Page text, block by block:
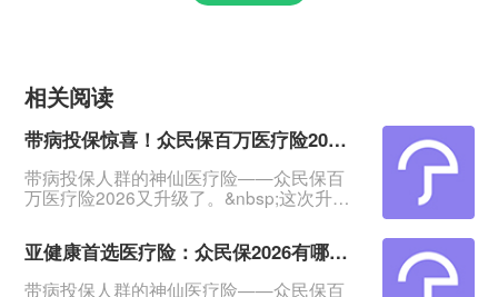
相关阅读
带病投保惊喜！众民保百万医疗险2026五大亮点
带病投保人群的神仙医疗险——众民保百
万医疗险2026又升级了。&nbsp;这次升
万；增加康复医疗责任、慢病原研药/进口
药线上直赔、严重既往症保障等。&nbsp;
咱们今天就来聊一聊众民保2026的亮点，
亚健康首选医疗险：众民保2026有哪些亮点
带病投保人群的神仙医疗险——众民保百